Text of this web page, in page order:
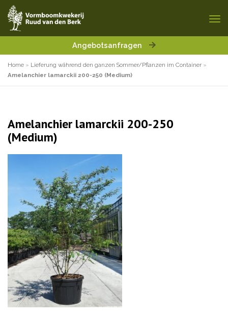
Angebotsanfragen
Home » Lieferung während den ganzen Sommer/Pflanzen im Container »
Amelanchier lamarckii 200-250 (Medium)
Amelanchier lamarckii 200-250
(Medium)